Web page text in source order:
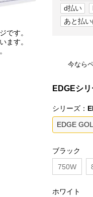
です。
ます。
d払い
あと払
今なら
EDGEシ
シリーズ：
EDGE
ブラック
750W
ホワイト